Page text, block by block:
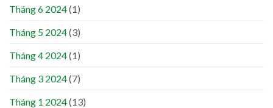
Tháng 6 2024(1)
Tháng 5 2024(3)
Tháng 4 2024(1)
Tháng 3 2024(7)
Tháng 1 2024(13)